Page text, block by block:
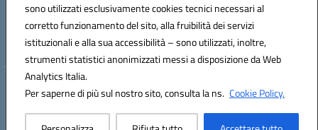
sono utilizzati esclusivamente cookies tecnici necessari al
corretto funzionamento del sito, alla fruibilità dei servizi
istituzionali e alla sua accessibilità – sono utilizzati, inoltre,
strumenti statistici anonimizzati messi a disposizione da Web
Analytics Italia.
Per saperne di più sul nostro sito, consulta la ns. Cookie Policy.
Mail: FGPM03000E@istruzione.it - PEC:
FGPM03000E@pec.istruzione.it
Codice fiscale: 80002240713
Hosting & Powered by 3D Solution S.r.l.
Concept & Design by Designers Italia